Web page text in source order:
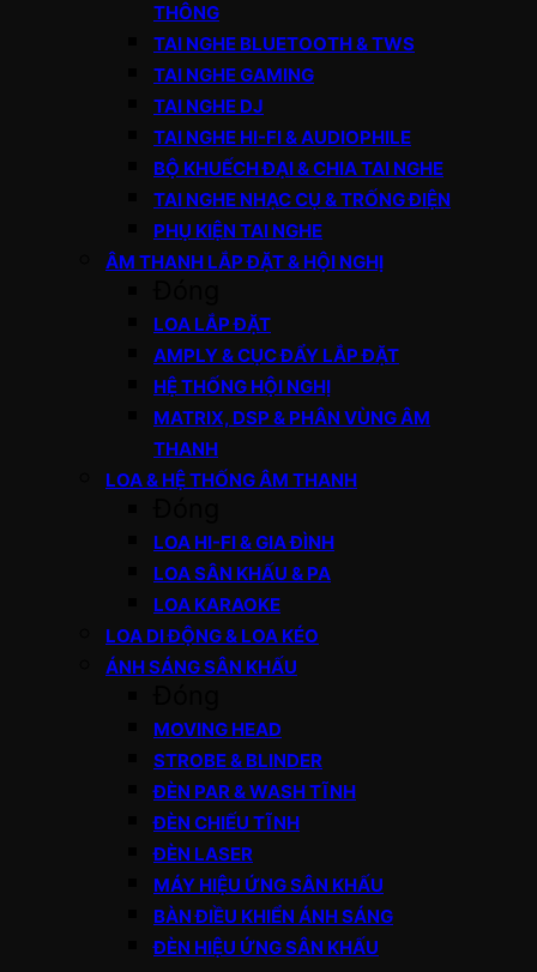
THÔNG
TAI NGHE BLUETOOTH & TWS
TAI NGHE GAMING
TAI NGHE DJ
TAI NGHE HI-FI & AUDIOPHILE
BỘ KHUẾCH ĐẠI & CHIA TAI NGHE
TAI NGHE NHẠC CỤ & TRỐNG ĐIỆN
PHỤ KIỆN TAI NGHE
ÂM THANH LẮP ĐẶT & HỘI NGHỊ
LOA LẮP ĐẶT
AMPLY & CỤC ĐẨY LẮP ĐẶT
HỆ THỐNG HỘI NGHỊ
MATRIX, DSP & PHÂN VÙNG ÂM
THANH
LOA & HỆ THỐNG ÂM THANH
LOA HI-FI & GIA ĐÌNH
LOA SÂN KHẤU & PA
LOA KARAOKE
LOA DI ĐỘNG & LOA KÉO
ÁNH SÁNG SÂN KHẤU
MOVING HEAD
STROBE & BLINDER
ĐÈN PAR & WASH TĨNH
ĐÈN CHIẾU TĨNH
ĐÈN LASER
MÁY HIỆU ỨNG SÂN KHẤU
BÀN ĐIỀU KHIỂN ÁNH SÁNG
ĐÈN HIỆU ỨNG SÂN KHẤU